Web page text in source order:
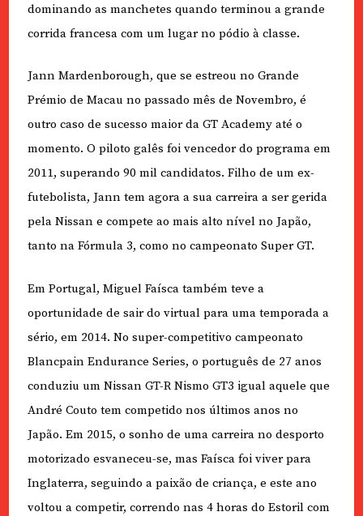
dominando as manchetes quando terminou a grande
corrida francesa com um lugar no pódio à classe.
Jann Mardenborough, que se estreou no Grande
Prémio de Macau no passado mês de Novembro, é
outro caso de sucesso maior da GT Academy até o
momento. O piloto galês foi vencedor do programa em
2011, superando 90 mil candidatos. Filho de um ex-
futebolista, Jann tem agora a sua carreira a ser gerida
pela Nissan e compete ao mais alto nível no Japão,
tanto na Fórmula 3, como no campeonato Super GT.
Em Portugal, Miguel Faísca também teve a
oportunidade de sair do virtual para uma temporada a
sério, em 2014. No super-competitivo campeonato
Blancpain Endurance Series, o português de 27 anos
conduziu um Nissan GT-R Nismo GT3 igual aquele que
André Couto tem competido nos últimos anos no
Japão. Em 2015, o sonho de uma carreira no desporto
motorizado esvaneceu-se, mas Faísca foi viver para
Inglaterra, seguindo a paixão de criança, e este ano
voltou a competir, correndo nas 4 horas do Estoril com